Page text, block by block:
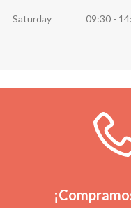
Saturday 09:30 -
Llámanos
MÁS SOBRE LA